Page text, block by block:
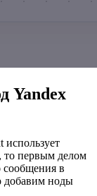
Yandex
использует
то первым делом
сообщения в
добавим ноды